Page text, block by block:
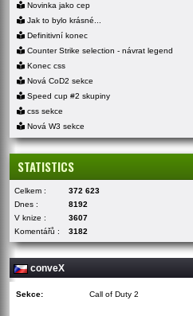
Novinka jako cep
Jak to bylo krásné...
Definitivní konec
Counter Strike selection - návrat legend
Konec css
Nová CoD2 sekce
Speed cup #2 skupiny
css sekce
Nová W3 sekce
STATISTICS
Celkem :
372 623
Dnes :
8192
V knize :
3607
Komentářů :
3182
conveX
Sekce: Call of Duty 2